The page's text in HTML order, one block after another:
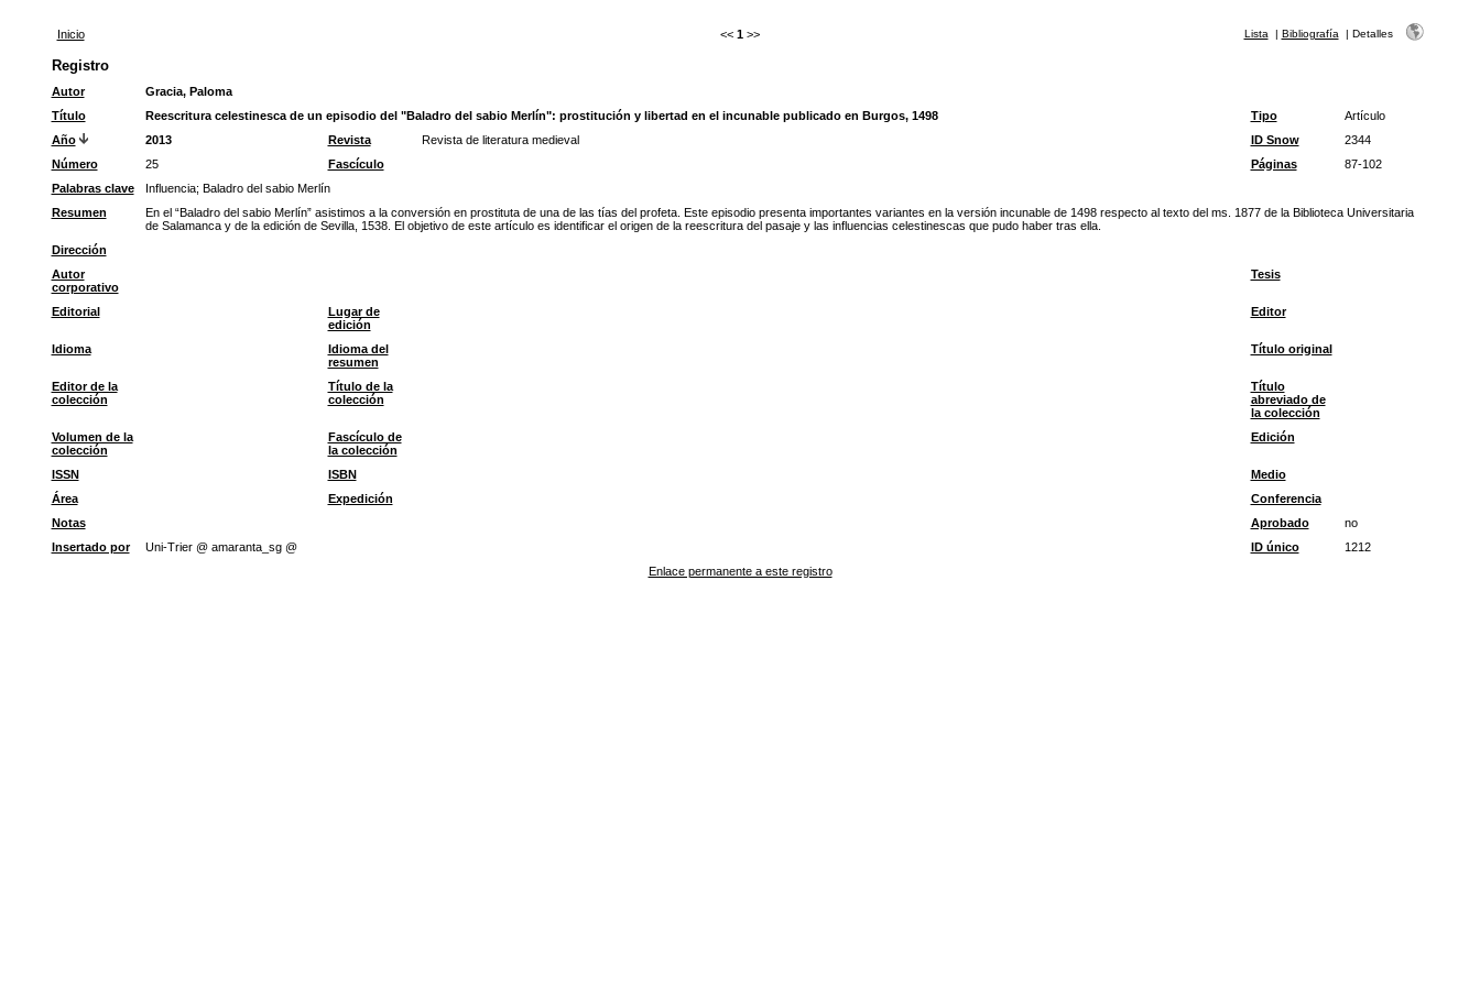
Inicio << 1 >> Lista | Bibliografía | Detalles
Registro
Autor
Gracia, Paloma
Título
Reescritura celestinesca de un episodio del "Baladro del sabio Merlín": prostitución y libertad en el incunable publicado en Burgos, 1498 Tipo
Artículo
Año
2013 Revista Revista de literatura medieval ID Snow
2344
Número
25 Fascículo Páginas
87-102
Palabras clave
Influencia; Baladro del sabio Merlín
Resumen
En el “Baladro del sabio Merlín” asistimos a la conversión en prostituta de una de las tías del profeta. Este episodio presenta importantes variantes en la versión incunable de 1498 respecto al texto del ms. 1877 de la Biblioteca Universitaria
de Salamanca y de la edición de Sevilla, 1538. El objetivo de este artículo es identificar el origen de la reescritura del pasaje y las influencias celestinescas que pudo haber tras ella.
Dirección
Autor
corporativo
Tesis
Editorial
Lugar de
edición
Editor
Idioma
Idioma del
resumen
Título original
Editor de la
colección
Título de la
colección
Título
abreviado de
la colección
Volumen de la
colección
Fascículo de
la colección
Edición
ISSN ISBN
Medio
Área
Expedición
Conferencia
Notas
Aprobado
no
Insertado por
Uni-Trier @ amaranta_sg @ ID único
1212
Enlace permanente a este registro